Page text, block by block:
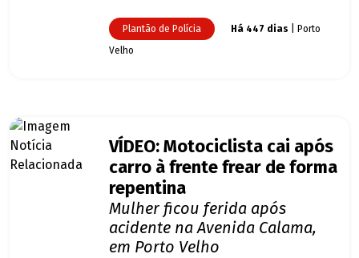
Plantão de Polícia Há 447 dias | Porto
Velho
VÍDEO: Motociclista cai após
carro à frente frear de forma
repentina
Mulher ficou ferida após
acidente na Avenida Calama,
em Porto Velho